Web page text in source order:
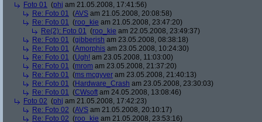
Foto 01 (phj am 21.05.2008, 17:41:56)
Re: Foto 01 (AVS am 21.05.2008, 20:08:58)
Re: Foto 01 (roo_kie am 21.05.2008, 23:47:20)
Re(2): Foto 01 (roo_kie am 22.05.2008, 23:49:37)
Re: Foto 01 (gibberish am 23.05.2008, 08:38:18)
Re: Foto 01 (Amorphis am 23.05.2008, 10:24:30)
Re: Foto 01 (Ugh! am 23.05.2008, 11:03:00)
Re: Foto 01 (mrom am 23.05.2008, 21:37:20)
Re: Foto 01 (ms mcgyver am 23.05.2008, 21:40:13)
Re: Foto 01 (Hardware_Crash am 23.05.2008, 23:30:03)
Re: Foto 01 (CWsoft am 24.05.2008, 13:08:46)
Foto 02 (phj am 21.05.2008, 17:42:23)
Re: Foto 02 (AVS am 21.05.2008, 20:10:17)
Re: Foto 02 (roo_kie am 21.05.2008, 23:53:16)